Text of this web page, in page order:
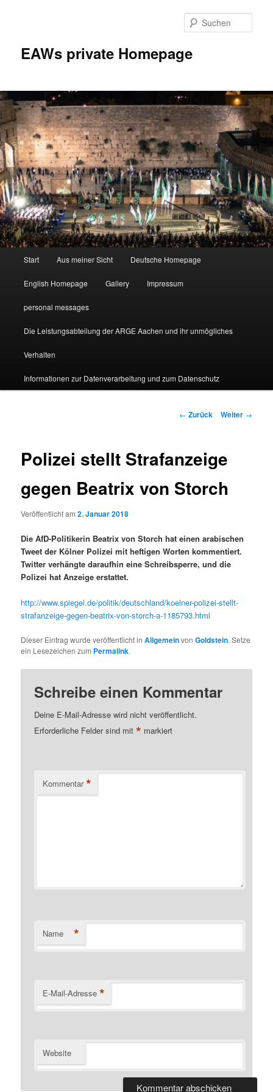
EAWs private Homepage
Start Aus meiner Sicht Deutsche Homepage
English Homepage Gallery Impressum
personal messages
Die Leistungsabteilung der ARGE Aachen und ihr unmögliches
Verhalten
Informationen zur Datenverarbeitung und zum Datenschutz
Beitragsnavigation
← Zurück Weiter →
Polizei stellt Strafanzeige
gegen Beatrix von Storch
Veröffentlicht am2. Januar 2018
Die AfD-Politikerin Beatrix von Storch hat einen arabischen
Tweet der Kölner Polizei mit heftigen Worten kommentiert.
Twitter verhängte daraufhin eine Schreibsperre, und die
Polizei hat Anzeige erstattet.
http://www.spiegel.de/politik/deutschland/koelner-polizei-stellt-
strafanzeige-gegen-beatrix-von-storch-a-1185793.html
Dieser Eintrag wurde veröffentlicht inAllgemeinvonGoldstein. Setze
ein Lesezeichen zum Permalink.
Schreibe einen Kommentar
Deine E-Mail-Adresse wird nicht veröffentlicht.
Erforderliche Felder sind mit* markiert
Kommentar *
Name *
E-Mail-Adresse *
Website